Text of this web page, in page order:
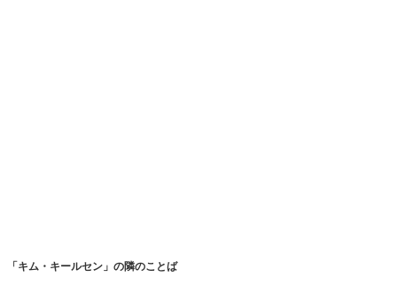
「キム・キールセン」の隣のことば